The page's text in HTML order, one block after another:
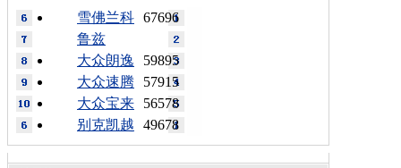
67696
雪佛兰科
鲁兹
59895
大众朗逸
57915
大众速腾
56578
大众宝来
49678
别克凯越